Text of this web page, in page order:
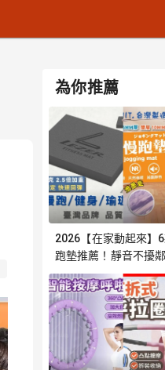
為你推薦
2026【在家動起來】
跑墊推薦！靜音不擾
跑必選｜嚴選